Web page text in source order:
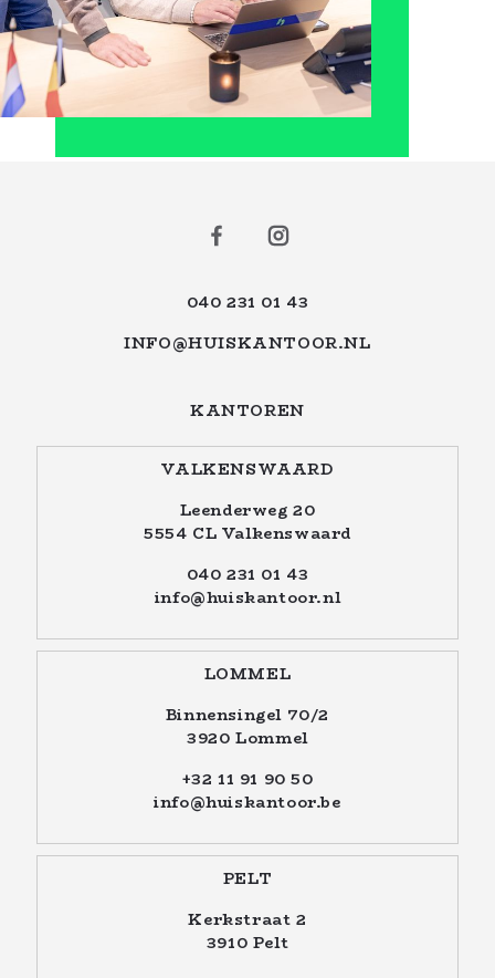
040 231 01 43
INFO@HUISKANTOOR.NL
KANTOREN
VALKENSWAARD
Leenderweg 20
5554 CL Valkenswaard
040 231 01 43
info@huiskantoor.nl
LOMMEL
Binnensingel 70/2
3920 Lommel
+32 11 91 90 50
info@huiskantoor.be
PELT
Kerkstraat 2
3910 Pelt